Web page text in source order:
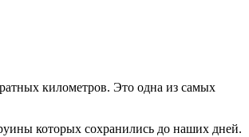
километров. Это одна из самых
которых сохранились до наших дней.